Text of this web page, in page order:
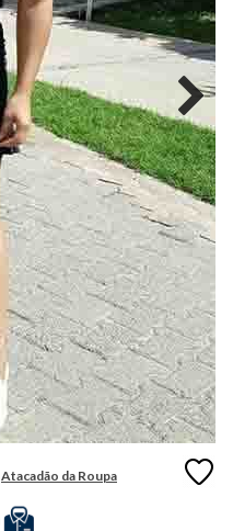
Atacadão da Roupa